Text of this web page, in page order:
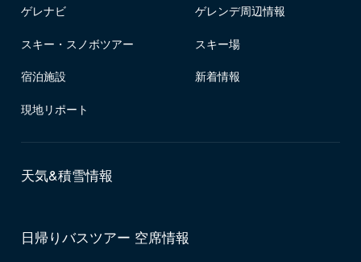
ゲレナビ ゲレンデ周辺情報
スキー・スノボツアー スキー場
宿泊施設 新着情報
現地リポート
天気&積雪情報
日帰りバスツアー 空席情報